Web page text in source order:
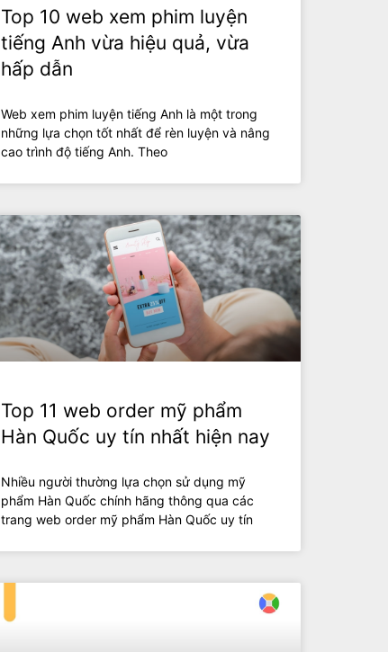
Top 10 web xem phim luyện
tiếng Anh vừa hiệu quả, vừa
hấp dẫn
Web xem phim luyện tiếng Anh là một trong
những lựa chọn tốt nhất để rèn luyện và nâng
cao trình độ tiếng Anh. Theo
Top 11 web order mỹ phẩm
Hàn Quốc uy tín nhất hiện nay
Nhiều người thường lựa chọn sử dụng mỹ
phẩm Hàn Quốc chính hãng thông qua các
trang web order mỹ phẩm Hàn Quốc uy tín